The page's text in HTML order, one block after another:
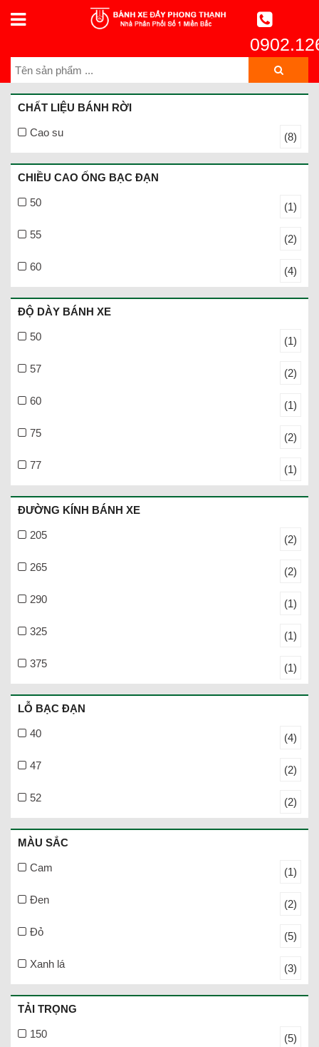
CHẤT LIỆU BÁNH RỜI
Cao su (8)
CHIỀU CAO ỐNG BẠC ĐẠN
50 (1)
55 (2)
60 (4)
ĐỘ DÀY BÁNH XE
50 (1)
57 (2)
60 (1)
75 (2)
77 (1)
ĐƯỜNG KÍNH BÁNH XE
205 (2)
265 (2)
290 (1)
325 (1)
375 (1)
LỖ BẠC ĐẠN
40 (4)
47 (2)
52 (2)
MÀU SẮC
Cam (1)
Đen (2)
Đỏ (5)
Xanh lá (3)
TẢI TRỌNG
150 (5)